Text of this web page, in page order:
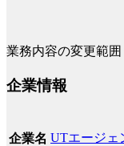
業務内容の変更範
企業情報
企業名 UTエージェ